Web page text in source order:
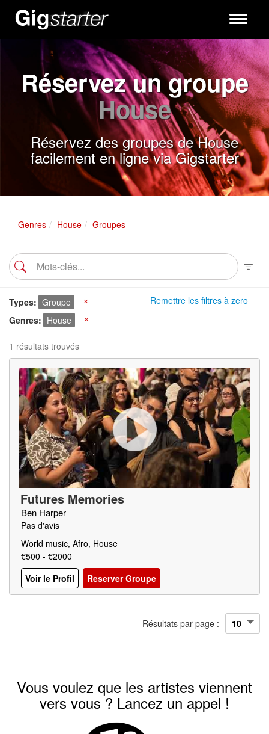
Toggle
Réservez un groupe
House
Réservez des groupes de House
facilement en ligne via Gigstarter
Genres House Groupes
Remettre les filtres à zero
Types Groupe
Genres
House
1 résultats trouvés
Futures Memories
Ben Harper
Pas d'avis
World music, Afro, House
€500 - €2000
Voir le Profil
Reserver Groupe
Résultats par page :
Vous voulez que les artistes viennent
vers vous ? Lancez un appel !